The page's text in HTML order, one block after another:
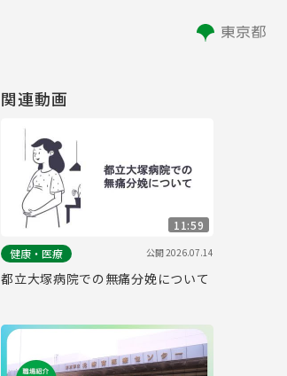
関連動画
11:59
健康・医療
公開2026.07.14
都立大塚病院での無痛分娩について